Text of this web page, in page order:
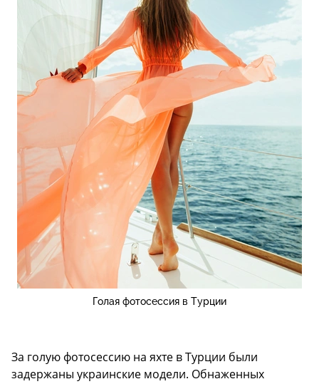
Голая фотосессия в Турции
За голую фотосессию на яхте в Турции были
задержаны украинские модели. Обнаженных